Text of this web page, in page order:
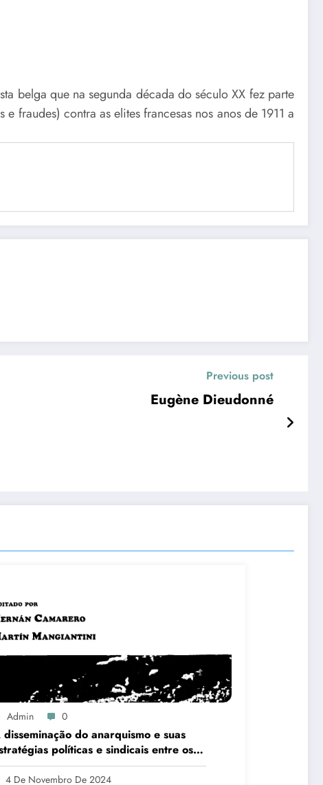
que na segunda década do século XX fez parte
fraudes) contra as elites francesas nos anos de 1911 a
Previous post
Eugène Dieudonné
Admin 0
disseminação do anarquismo e suas
políticas e sindicais entre os
em São Paulo – Brasil
1920)
4 De Novembro De 2024